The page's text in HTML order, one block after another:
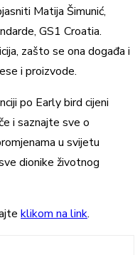
Matija Šimunić,
GS1 Croatia.
zašto se ona događa i
i proizvode.
po Early bird cijeni
i saznajte sve o
u svijetu
dionike životnog
klikom na link.